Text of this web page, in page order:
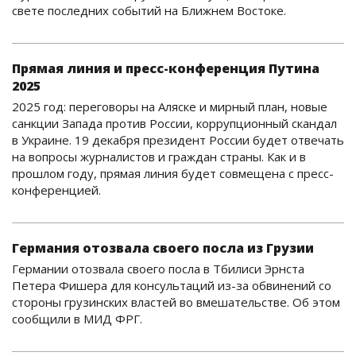
свете последних событий на Ближнем Востоке.
Прямая линия и пресс-конференция Путина
2025
2025 год: переговоры на Аляске и мирный план, новые
санкции Запада против России, коррупционный скандал
в Украине. 19 декабря президент России будет отвечать
на вопросы журналистов и граждан страны. Как и в
прошлом году, прямая линия будет совмещена с пресс-
конференцией.
Германия отозвала своего посла из Грузии
Германии отозвала своего посла в Тбилиси Эрнста
Петера Фишера для консультаций из-за обвинений со
стороны грузинских властей во вмешательстве. Об этом
сообщили в МИД ФРГ.